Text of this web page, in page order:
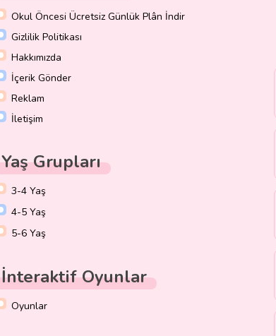
Okul Öncesi Ücretsiz Günlük Plân İndir
Gizlilik Politikası
Hakkımızda
İçerik Gönder
Reklam
İletişim
Yaş Grupları
3-4 Yaş
4-5 Yaş
5-6 Yaş
İnteraktif Oyunlar
Oyunlar